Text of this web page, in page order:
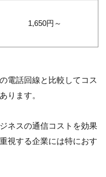
1,650円～
電話回線と比較してコス
ります。
ネスの通信コストを効果
視する企業には特におす